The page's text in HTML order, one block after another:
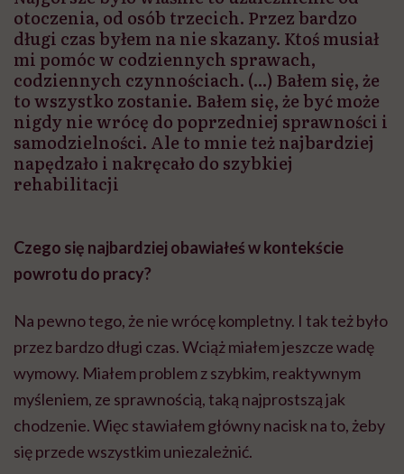
Czego się najbardziej obawiałeś w kontekście
powrotu do pracy?
Na pewno tego, że nie wrócę kompletny. I tak też było
przez bardzo długi czas. Wciąż miałem jeszcze wadę
wymowy. Miałem problem z szybkim, reaktywnym
myśleniem, ze sprawnością, taką najprostszą jak
chodzenie. Więc stawiałem główny nacisk na to, żeby
Najgorsze było właśnie to
skazany. Ktoś musiał mi pomóc w codziennych
sprawach, codziennych czynnościach.
Przed udarem prowadziłem program publicystyczny i
wróciłem do tego kilka miesięcy po udarze. Ten
pierwszy raz był straszny. Żebym mógł w ogóle wejść